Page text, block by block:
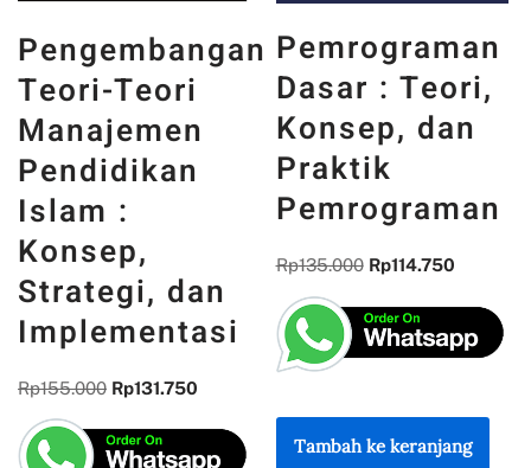
Pemrograman
Dasar : Teori,
Konsep, dan
Praktik
Pemrograman
Rp135.000 Rp114.750
Tambah ke keranjang
PANCASILA
DAN WAJAH
INDONESIA :
MEMORI,
DAN
REFLEKSI
KEBANGSAAN
Rp300.000 Rp255.000